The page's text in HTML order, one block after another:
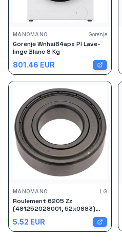
MANOMANO Gorenje
Gorenje Wnhai84aps Pl Lave-
linge Blanc 8 Kg
801.46 EUR
MANOMANO LG
Roulement 6205 Zz
(481252028001, 52x0883)
Lave-linge Crystal, General
Electric, Baumatic, Ariston
Hotpoint, Markling, Miele Lg
5.52 EUR